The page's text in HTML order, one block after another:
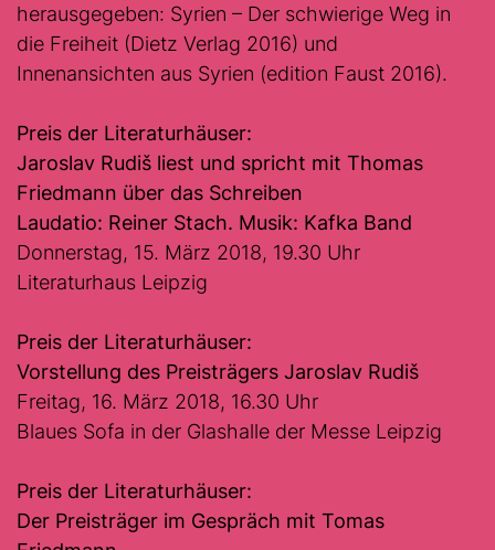
herausgegeben: Syrien – Der schwierige Weg in
die Freiheit (Dietz Verlag 2016) und
Innenansichten aus Syrien (edition Faust 2016).
Preis der Literaturhäuser:
Jaroslav Rudiš liest und spricht mit Thomas
Friedmann über das Schreiben
Laudatio: Reiner Stach. Musik: Kafka Band
Donnerstag, 15. März 2018, 19.30 Uhr
Literaturhaus Leipzig
Preis der Literaturhäuser:
Vorstellung des Preisträgers Jaroslav Rudiš
Freitag, 16. März 2018, 16.30 Uhr
Blaues Sofa in der Glashalle der Messe Leipzig
Preis der Literaturhäuser:
Der Preisträger im Gespräch mit Tomas